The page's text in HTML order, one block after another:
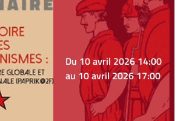
Du 10 avril 2026 14:00
au 10 avril 2026 17:00